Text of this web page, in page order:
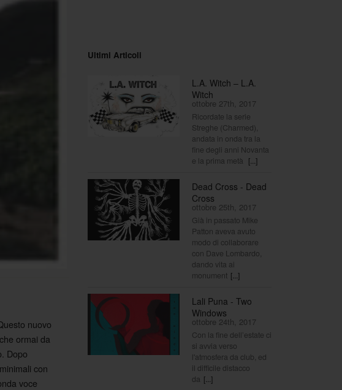
nuovo
ormai da
Dopo
con
voce
Ultimi Articoli
L.A. Witch – L.A.
Witch
ottobre 27th, 2017
Ricordate la serie
Streghe (Charmed),
andata in onda tra la
fine degli anni Novanta
e la prima metà [...]
Dead Cross - Dead
Cross
ottobre 25th, 2017
Già in passato Mike
Patton aveva avuto
modo di collaborare
con Dave Lombardo,
dando vita ai
monument [...]
Lali Puna - Two
Windows
ottobre 24th, 2017
Con la fine dell’estate ci
si avvia verso
l'atmosfera da club, ed
il difficile distacco
da [...]